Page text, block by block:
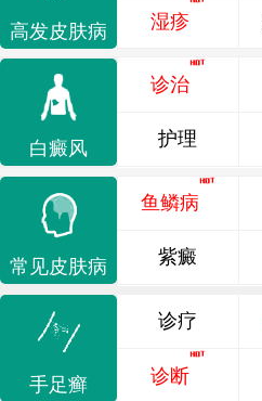
高发皮肤病 湿疹
白癜风
诊治
护理
常见皮肤病
鱼鳞病
紫癜
手足癣
诊疗
诊断